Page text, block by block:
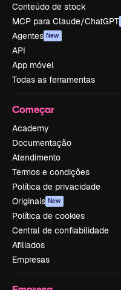
Conteúdo de stock
MCP para Claude/ChatGPT
Agentes New
API
App móvel
Todas as ferramentas
Começar
Academy
Documentação
Atendimento
Termos e condições
Política de privacidade
Originais New
Política de cookies
Central de confiabilidade
Afiliados
Empresas